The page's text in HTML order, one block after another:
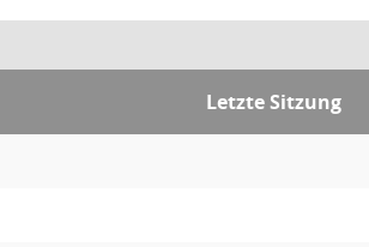
Letzte Sitzung